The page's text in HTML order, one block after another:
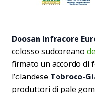
Doosan Infracore
colosso sudcoreano
firmato un accordo di
l’olandese Tobroco-
produttori di pale